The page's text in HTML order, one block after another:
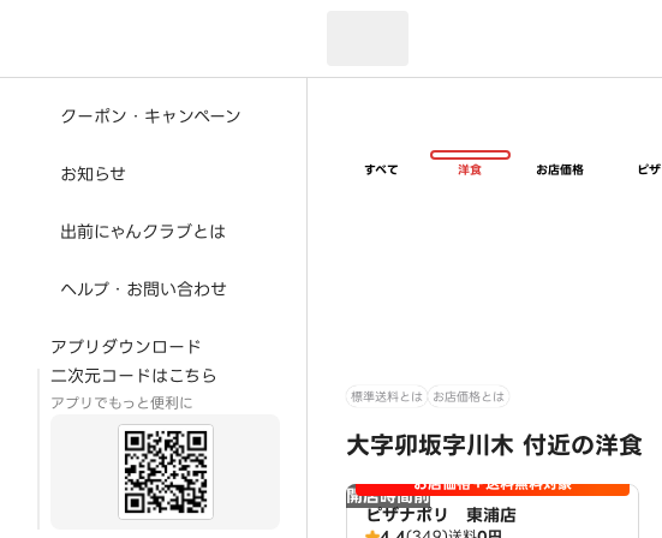
クーポン・キャンペーン
お知らせ
出前にゃんクラブとは
ヘルプ・お問い合わせ
アプリダウンロード
二次元コードはこちら
アプリでもっと便利に
すべて 洋食 お店価格 ピザ
標準送料とは お店価格とは
大字卯坂字川木 付近の洋食
開店時間前お店価格＋送料無料対象
ピザナポリ 東浦店